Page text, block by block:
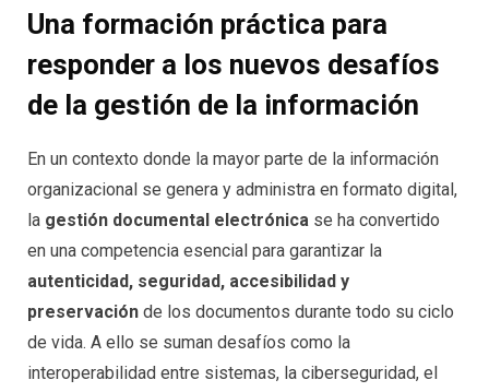
Una formación práctica para
responder a los nuevos desafíos
de la gestión de la información
En un contexto donde la mayor parte de la información
organizacional se genera y administra en formato digital,
la gestión documental electrónica se ha convertido
en una competencia esencial para garantizar la
autenticidad, seguridad, accesibilidad y
preservación de los documentos durante todo su ciclo
de vida. A ello se suman desafíos como la
interoperabilidad entre sistemas, la ciberseguridad, el